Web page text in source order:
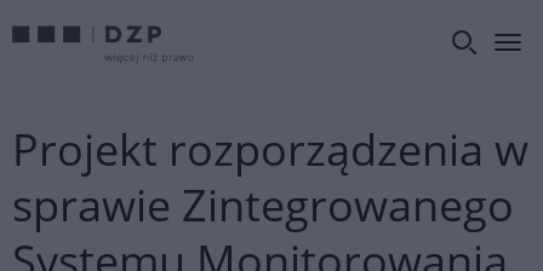
Projekt rozporządzenia w
sprawie Zintegrowanego